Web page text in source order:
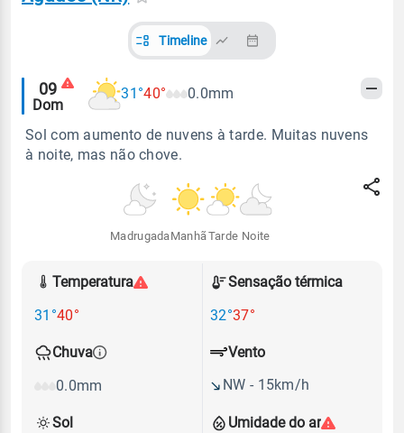
Timeline
Alertas
meteorológicos
09
Dom
31°40° 0.0mm
Sol com aumento de nuvens à tarde. Muitas nuvens
à noite, mas não chove.
Madrugada Manhã Tarde Noite
Temperatura
31°40°
Sensação térmica
32°37°
Chuva
0.0mm
Umidade do ar
Vento
NW - 15km/h
Sol